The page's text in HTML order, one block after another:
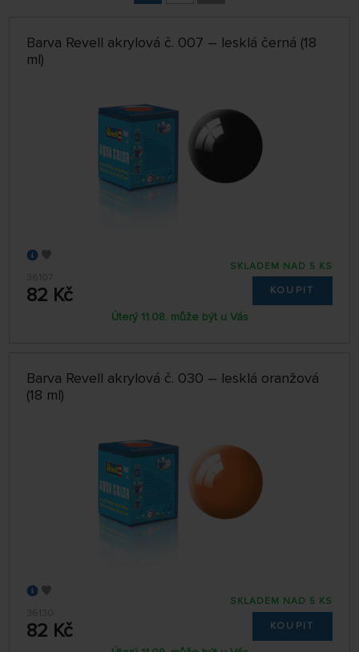
Barva Revell akrylová č. 007 – lesklá černá (18
ml)
36107
82 Kč
SKLADEM NAD 5 KS
KOUPIT
Úterý 11.08. může být u Vás
Barva Revell akrylová č. 030 – lesklá oranžová
(18 ml)
36130
82 Kč
SKLADEM NAD 5 KS
KOUPIT